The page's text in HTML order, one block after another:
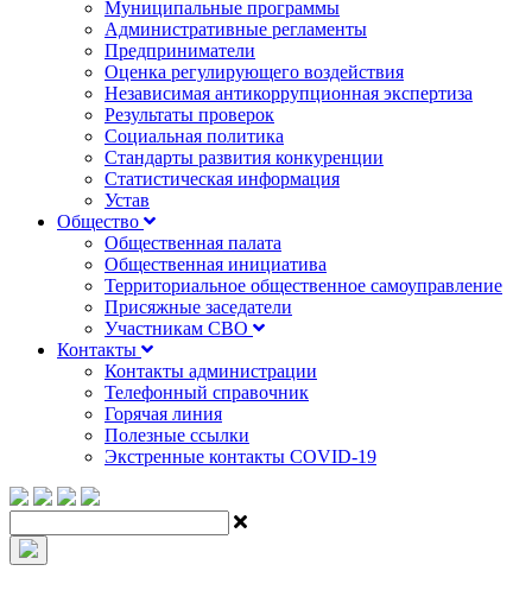
Муниципальные программы
Административные регламенты
Предприниматели
Оценка регулирующего воздействия
Независимая антикоррупционная экспертиза
Результаты проверок
Социальная политика
Стандарты развития конкуренции
Статистическая информация
Устав
Общество
Общественная палата
Общественная инициатива
Территориальное общественное самоуправление
Присяжные заседатели
Участникам СВО
Контакты
Контакты администрации
Телефонный справочник
Горячая линия
Полезные ссылки
Экстренные контакты COVID-19